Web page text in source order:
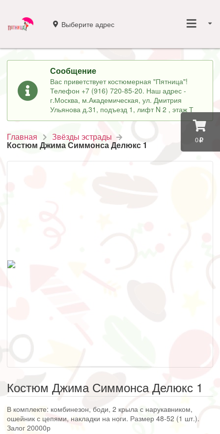
0
Выберите адрес
Сообщение
Вас приветствует костюмерная "Пятница"!
Телефон +7 (916) 720-85-20. Наш адрес -
г.Москва, м.Академическая, ул. Дмитрия
Ульянова д.31, подъезд 1, лифт N 2 , этаж Т
Главная Звёзды эстрады
Костюм Джима Симмонса Делюкс 1
Костюм Джима Симмонса Делюкс 1
В комплекте: комбинезон, боди, 2 крыла с нарукавником,
ошейник с цепями, накладки на ноги. Размер 48-52 (1 шт.).
Залог 20000р